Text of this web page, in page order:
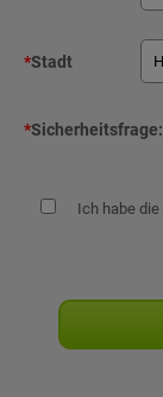
*Stadt
*Sicherheitsfrage:
Ich habe die